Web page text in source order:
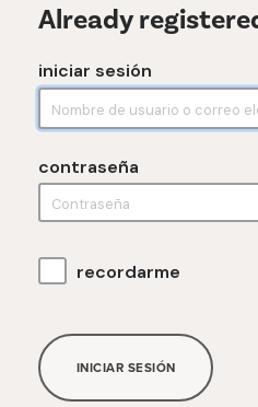
Already
iniciar sesión
contraseña
recordarme
INICIAR SESIÓN